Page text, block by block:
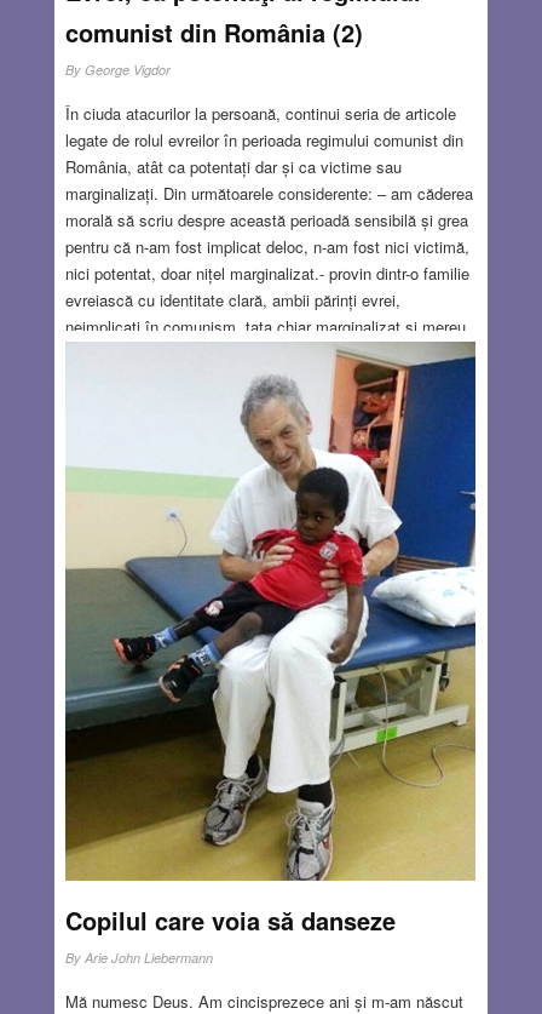
comunist din România (2)
By George Vigdor
În ciuda atacurilor la persoană, continui seria de articole
legate de rolul evreilor în perioada regimului comunist din
România, atât ca potentați dar și ca victime sau
marginalizați. Din următoarele considerente: – am căderea
morală să scriu despre această perioadă sensibilă și grea
pentru că n-am fost implicat deloc, n-am fost nici victimă,
nici potentat, doar nițel marginalizat.- provin dintr-o familie
evreiască cu identitate clară, ambii părinți evrei,
neimplicați în comunism, tata chiar marginalizat și mereu
sub supravegherea Securității, unde era convocat anual
pentru verificări ca element ostil. N-am descoperit
sinagoga și comunitatea evreiască la senectute, le-am
frecventat ambele în mod deschis și demn. Mi-am asumat
originea chiar în circumstanțe ostile dar și benefice, în
mod univoc și mândru. Părinții mei după pensie au lucrat
mulți ani la Comunitatea din Cluj. Am trăit 5 ani în Israel,
unde am avut funcții de răspundere la Regia de
Electricitate și am servit ca rezervist în Tzahal timp de 5
ani. Deci desfid acuzația de antisemitism, respectiv
intenția de a discredita evreimea.
Read more…
NOV 27, 2025 31 COMMENTS
Copilul care voia să danseze
By Arie John Liebermann
Mă numesc Deus. Am cincisprezece ani și m-am născut